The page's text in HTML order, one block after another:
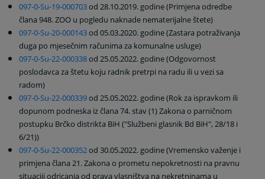
097-0-Su-19-000703od 28.10.2019. godine (Primjena odredbe
člana 948. ZOO u pogledu naknade nematerijalne štete)
097-0-Su-20-000143od 05.03.2020. godine (Zastara potraživanja
duga po mjesečnim računima za komunalne usluge)
097-0-Su-22-000338od 25.05.2022. godine (Odgovornost
poslodavca za štetu koju radnik pretrpi na radu ili u vezi sa
radom)
097-0-Su-22-000339od 25.05.2022. godine (Rok za ispravkom ili
dopunom podneska iz člana 74. stav (1) Zakona o parničnom
postupku Brčko distrikta BiH ("Službeni glasnik Bd BiH", 28/18 i
6/21))
097-0-Su-22-000352od 30.05.2022. godine (Vremensko važenje i
primjena člana 21. Zakona o prometu nepokretnosti na pravnu
situaciji odricanja od prava vlasništva na nekretninama u